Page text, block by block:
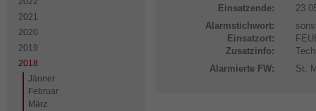
2021
2020
2019
2018
Jänner
Februar
März
Einsatzende:
Alarmstichwort:
Einsatzort:
Zusatzinfo:
Alarmierte FW:
St.